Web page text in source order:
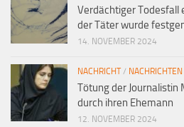
Verdächtiger Todesfall
der Täter wurde
14. NOVEMBER 2024
NACHRICHT/ NACHRICHTEN
Tötung der Journalistin
durch ihren Ehemann
12. NOVEMBER 2024